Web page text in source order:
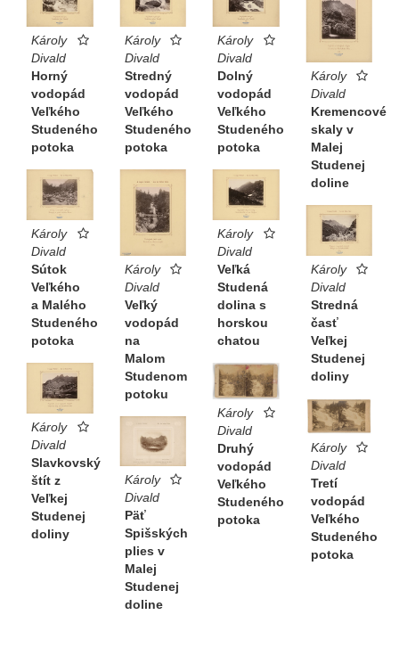
Károly
Divald
Horný
vodopád
Veľkého
Studeného
potoka
Károly
Divald
Stredný
vodopád
Veľkého
Studeného
potoka
Károly
Divald
Dolný
vodopád
Veľkého
Studeného
potoka
Károly
Divald
Kremencové
skaly v
Malej
Studenej
doline
Károly
Divald
Sútok
Veľkého
a Malého
Studeného
potoka
Károly
Divald
Veľký
vodopád
na
Malom
Studenom
potoku
Károly
Divald
Veľká
Studená
dolina s
horskou
chatou
Károly
Divald
Stredná
časť
Veľkej
Studenej
doliny
Károly
Divald
Slavkovský
štít z
Veľkej
Studenej
doliny
Károly
Divald
Druhý
vodopád
Veľkého
Studeného
potoka
Károly
Divald
Tretí
vodopád
Veľkého
Studeného
potoka
Károly
Divald
Päť
Spišských
plies v
Malej
Studenej
doline